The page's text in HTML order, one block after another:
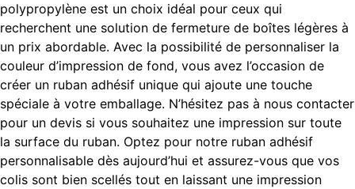
polypropylène est un choix idéal pour ceux qui
recherchent une solution de fermeture de boîtes légères à
un prix abordable. Avec la possibilité de personnaliser la
couleur d’impression de fond, vous avez l’occasion de
créer un ruban adhésif unique qui ajoute une touche
spéciale à votre emballage. N’hésitez pas à nous contacter
pour un devis si vous souhaitez une impression sur toute
la surface du ruban. Optez pour notre ruban adhésif
personnalisable dès aujourd’hui et assurez-vous que vos
colis sont bien scellés tout en laissant une impression